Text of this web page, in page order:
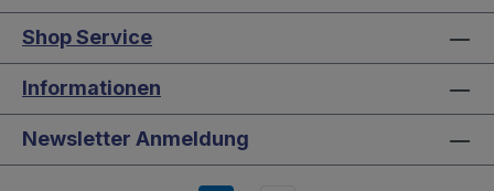
Shop Service
Informationen
Newsletter Anmeldung